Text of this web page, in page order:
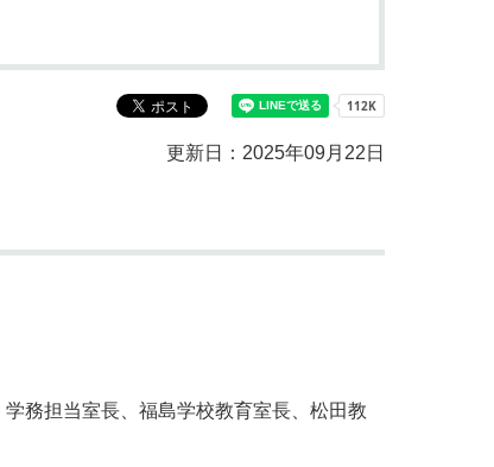
市の窓口一覧
更新日：2025年09月22日
務担当室長、福島学校教育室長、松田教